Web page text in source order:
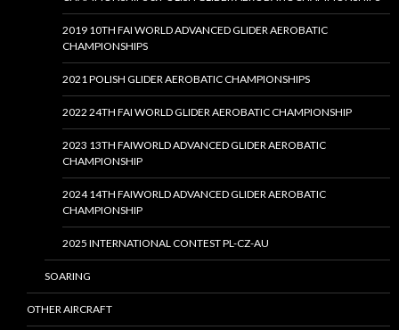
2019 10TH FAI WORLD ADVANCED GLIDER AEROBATIC
CHAMPIONSHIPS
2021 POLISH GLIDER AEROBATIC CHAMPIONSHIPS
2022 24TH FAI WORLD GLIDER AEROBATIC CHAMPIONSHIP
2023 13TH FAIWORLD ADVANCED GLIDER AEROBATIC
CHAMPIONSHIP
2024 14TH FAIWORLD ADVANCED GLIDER AEROBATIC
CHAMPIONSHIP
2025 INTERNATIONAL CONTEST PL-CZ-AU
SOARING
OTHER AIRCRAFT